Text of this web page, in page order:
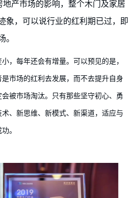
产市场的影响，整个木门及家居
象，可以说行业的红利期已过，即
。
每年还会有增量。可以预见的是，
市场的红利去发展，而不去提升自身
被市场淘汰。只有那些坚守初心、勇
、新思维、新模式、新渠道，适应与
。